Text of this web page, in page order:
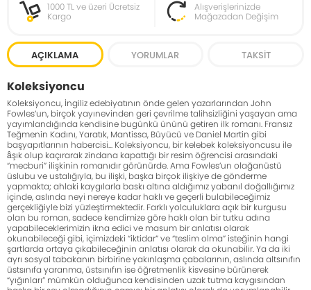
1000 TL ve üzeri Ücretsiz
Kargo
Alışverişlerinizde
Mağazadan Değişim
AÇIKLAMA YORUMLAR TAKSIT
Koleksiyoncu
Koleksiyoncu, İngiliz edebiyatının önde gelen yazarlarından John
Fowles’un, birçok yayınevinden geri çevrilme talihsizliğini yaşayan ama
yayımlandığında kendisine bugünkü ününü getiren ilk romanı. Fransız
Teğmenin Kadını, Yaratık, Mantissa, Büyücü ve Daniel Martin gibi
başyapıtlarının habercisi... Koleksiyoncu, bir kelebek koleksiyoncusu ile
âşık olup kaçırarak zindana kapattığı bir resim öğrencisi arasındaki
“mecburi” ilişkinin romanıdır görünürde. Ama Fowles’un olağanüstü
üslubu ve ustalığıyla, bu ilişki, başka birçok ilişkiye de gönderme
yapmakta; ahlaki kaygılarla baskı altına aldığımız yabanıl doğallığımız
içinde, aslında neyi nereye kadar haklı ve geçerli bulabileceğimiz
gerçekliğiyle bizi yüzleştirmektedir. Farklı yolculuklara açık bir kurgusu
olan bu roman, sadece kendimize göre haklı olan bir tutku adına
yapabileceklerimizin ikna edici ve masum bir anlatısı olarak
okunabileceği gibi, içimizdeki “iktidar” ve “teslim olma” isteğinin hangi
şartlarda ortaya çıkabileceğinin anlatısı olarak da okunabilir. Ya da iki
ayrı sosyal tabakanın birbirine yakınlaşma çabalarının, aslında altsınıfın
üstsınıfa yaranma, üstsınıfın ise öğretmenlik kisvesine bürünerek
“yığınları” mümkün olduğunca kendisinden uzak tutma kaygısından